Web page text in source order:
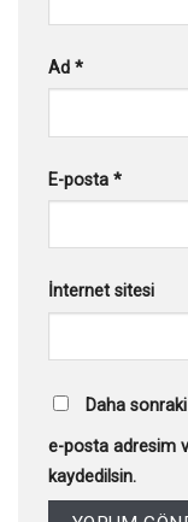
Ad *
E-posta *
İnternet sitesi
Daha
e-posta adresim
kaydedilsin.